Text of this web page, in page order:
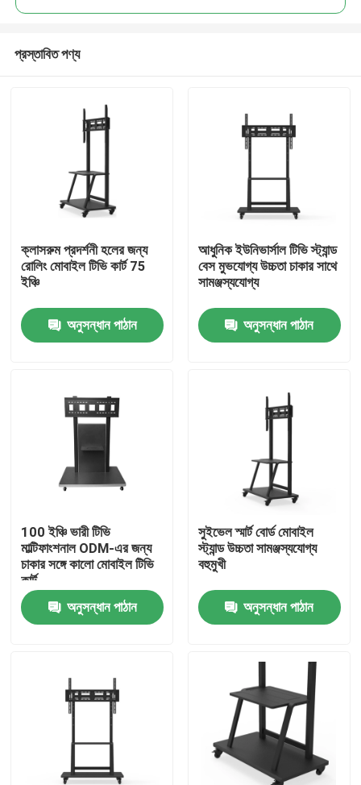
আমাদের সম্পর্কে
কারখানা ভ্রমণ
যোগাযোগ করুন
উদ্ধৃতির জন্য আবেদন
ইন্টারেক্টিভ স্মার্ট বোর্ড
55 ইঞ্চি স্মার্ট বোর্ড
65 ইঞ্চি স্মার্ট বোর্ড
প্রস্তাবিত পণ্য
ক্লাসরুম প্রদর্শনী হলের জন্য
রোলিং মোবাইল টিভি কার্ট 75
ইঞ্চি
অনুসন্ধান পাঠান
আধুনিক ইউনিভার্সাল টিভি স্ট্যান্ড
বেস মুভযোগ্য উচ্চতা চাকার সাথে
সামঞ্জস্যযোগ্য
অনুসন্ধান পাঠান
100 ইঞ্চি ভারী টিভি
মাল্টিফাংশনাল ODM-এর জন্য
চাকার সঙ্গে কালো মোবাইল টিভি
কার্ট
অনুসন্ধান পাঠান
সুইভেল স্মার্ট বোর্ড মোবাইল
স্ট্যান্ড উচ্চতা সামঞ্জস্যযোগ্য
বহুমুখী
অনুসন্ধান পাঠান